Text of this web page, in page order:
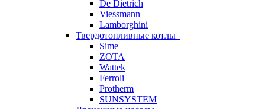
De Dietrich
Viessmann
Lamborghini
Твердотопливные котлы
Sime
ZOTA
Wattek
Ferroli
Protherm
SUNSYSTEM